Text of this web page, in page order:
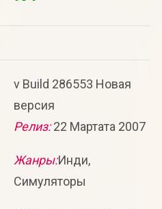
v Build 286553 Новая
версия
Релиз:22 Мартата 2007
Жанры:Инди,
Симуляторы